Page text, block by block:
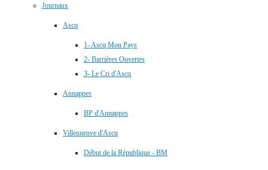
Journaux
Ascq
1- Ascq Mon Pays
2- Barrières Ouvertes
3- Le Cri d'Ascq
Annappes
BP d'Annappes
Villeuneuve d'Ascq
Début de la République - BM